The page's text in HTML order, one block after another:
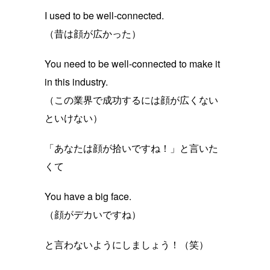
I used to be well-connected.
（昔は顔が広かった）
You need to be well-connected to make it
in this industry.
（この業界で成功するには顔が広くない
といけない）
「あなたは顔が拾いですね！」と言いた
くて
You have a big face.
（顔がデカいですね）
と言わないようにしましょう！（笑）